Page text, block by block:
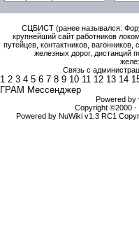
СЦБИСТ (ранее назывался:
крупнейший сайт работников
путейцев, контактников,
железных дорог, дистанций
Связь с
1 2 3 4 5 6 7 8 9 10 11 12 13 14
ГРАМ Мессенджер
Powered by
Copyright ©2000 -
Powered by NuWiki v1.3 RC1